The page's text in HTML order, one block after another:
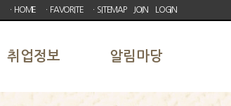
LOGIN
JOIN
ㆍSITEMAP
ㆍFAVORITE
ㆍHOME
취업정보 알림마당